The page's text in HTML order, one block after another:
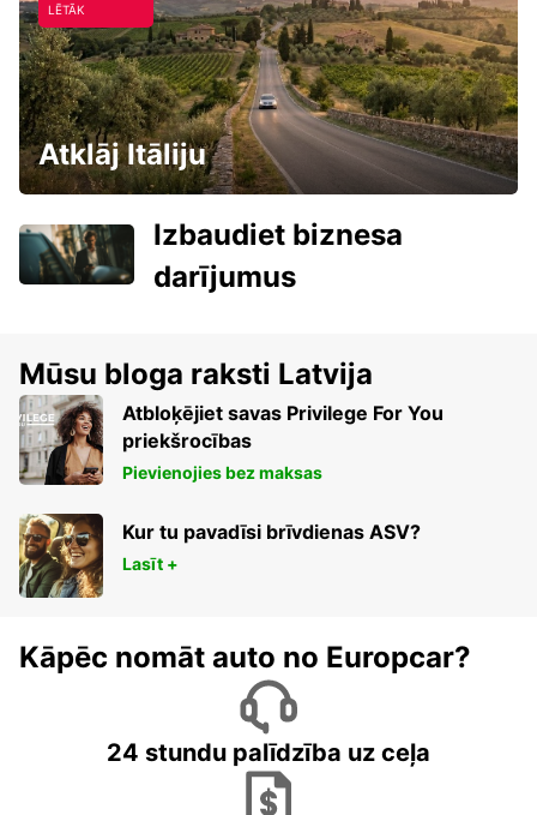
LĒTĀK
Atklāj Itāliju
Izbaudiet biznesa
darījumus
Mūsu bloga raksti Latvija
Atbloķējiet savas Privilege For You
priekšrocības
Pievienojies bez maksas
Kur tu pavadīsi brīvdienas ASV?
Lasīt +
Kāpēc nomāt auto no Europcar?
24 stundu palīdzība uz ceļa